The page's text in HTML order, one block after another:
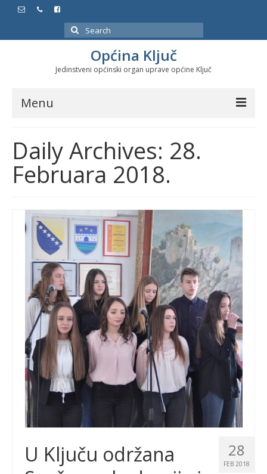
Search
for:
Općina Ključ
Jedinstveni općinski organ uprave općine Ključ
Menu
Službeni glasnici
Javne nabavke
Značajni datumi i manifestacije
Program energetske efikasnosti u stambenom
sektoru
Daily Archives: 28.
Februara 2018.
28
FEB 2018
U Ključu održana